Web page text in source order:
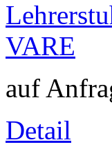
auf
Detail